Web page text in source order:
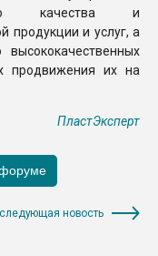
качества и
продукции и услуг, а
продвижения их на
ПластЭксперт
следующая новость